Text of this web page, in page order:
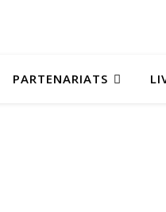
PARTENARIATS